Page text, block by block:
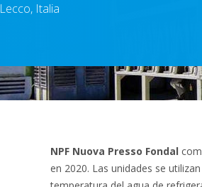
Lecco, Italia
NPF Nuova Presso Fondal
en 2020. Las unidades se